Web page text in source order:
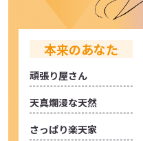
本来のあなた
頑張り屋さん
天真爛漫な天然
さっぱり楽天家